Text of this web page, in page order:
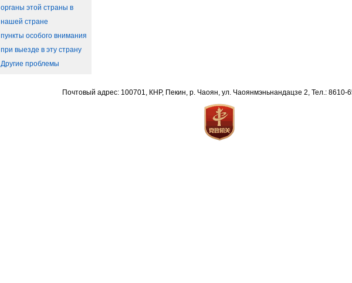
органы этой страны в
нашей стране
пункты особого внимания
при выезде в эту страну
Другие проблемы
Почтовый адрес: 100701, КНР, Пекин, р. Чаоян, ул. Чаоянмэньнандацзе 2, Тел.: 8610-